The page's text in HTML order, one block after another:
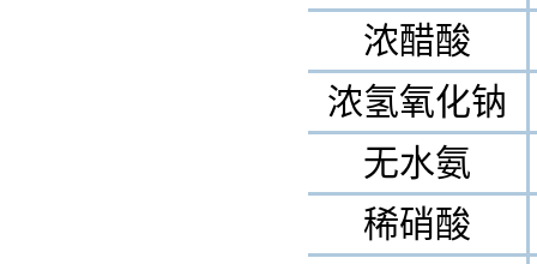
浓醋酸
浓氢氧化钠
无水氨
稀硝酸